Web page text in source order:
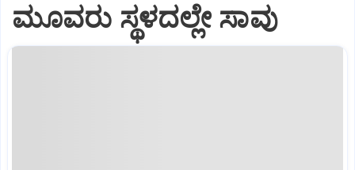
ಮೂವರು ಸ್ಥಳದಲ್ಲೇ ಸಾವು